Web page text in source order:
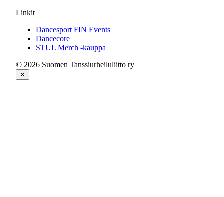
Linkit
Dancesport FIN Events
Dancecore
STUL Merch -kauppa
© 2026 Suomen Tanssiurheiluliitto ry
✕